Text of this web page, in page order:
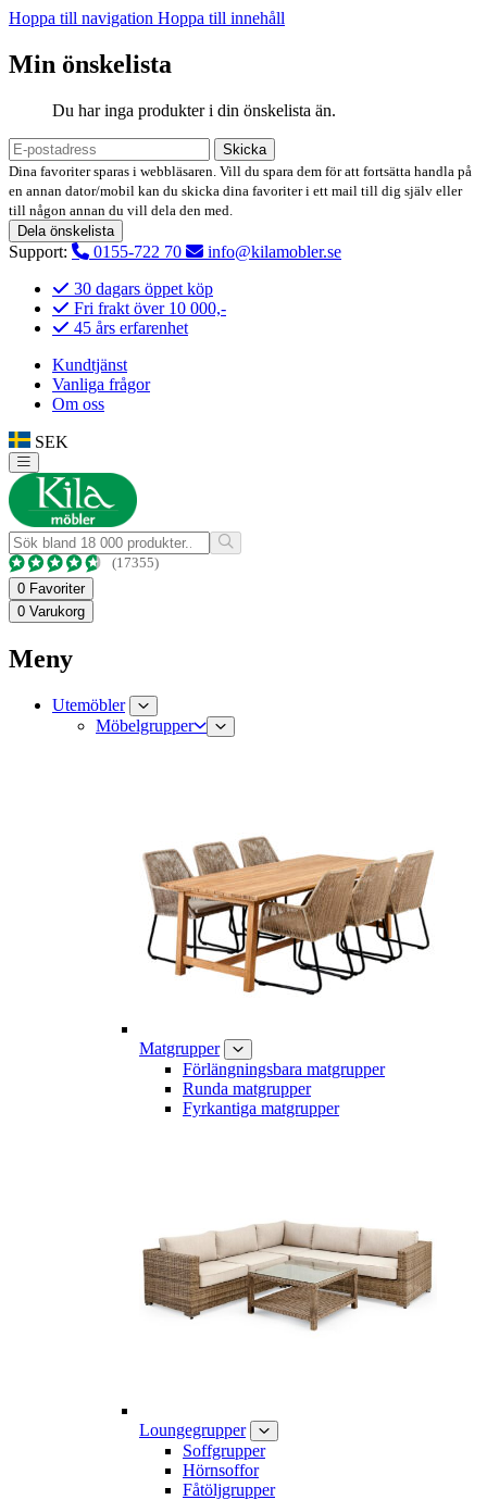
Hoppa till navigation Hoppa till innehåll
Min önskelista
Du har inga produkter i din önskelista än.
Skicka
Dina favoriter sparas i webbläsaren. Vill du spara dem för att fortsätta handla på
en annan dator/mobil kan du skicka dina favoriter i ett mail till dig själv eller
till någon annan du vill dela den med.
Dela önskelista
Support: 0155-722 70
info@kilamobler.se
30 dagars öppet köp
Fri frakt över 10 000,-
45 års erfarenhet
Kundtjänst
Vanliga frågor
Om oss
SEK
(17355)
0 Favoriter
0 Varukorg
Meny
Utemöbler
Möbelgrupper
Matgrupper
Förlängningsbara matgrupper
Runda matgrupper
Fyrkantiga matgrupper
Loungegrupper
Soffgrupper
Hörnsoffor
Fåtöljgrupper